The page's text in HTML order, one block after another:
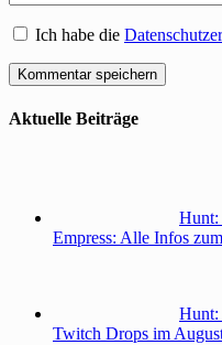
Ich habe die
Aktuelle Beiträge
Hunt:
Empress: Alle Infos
Hunt:
Twitch Drops im